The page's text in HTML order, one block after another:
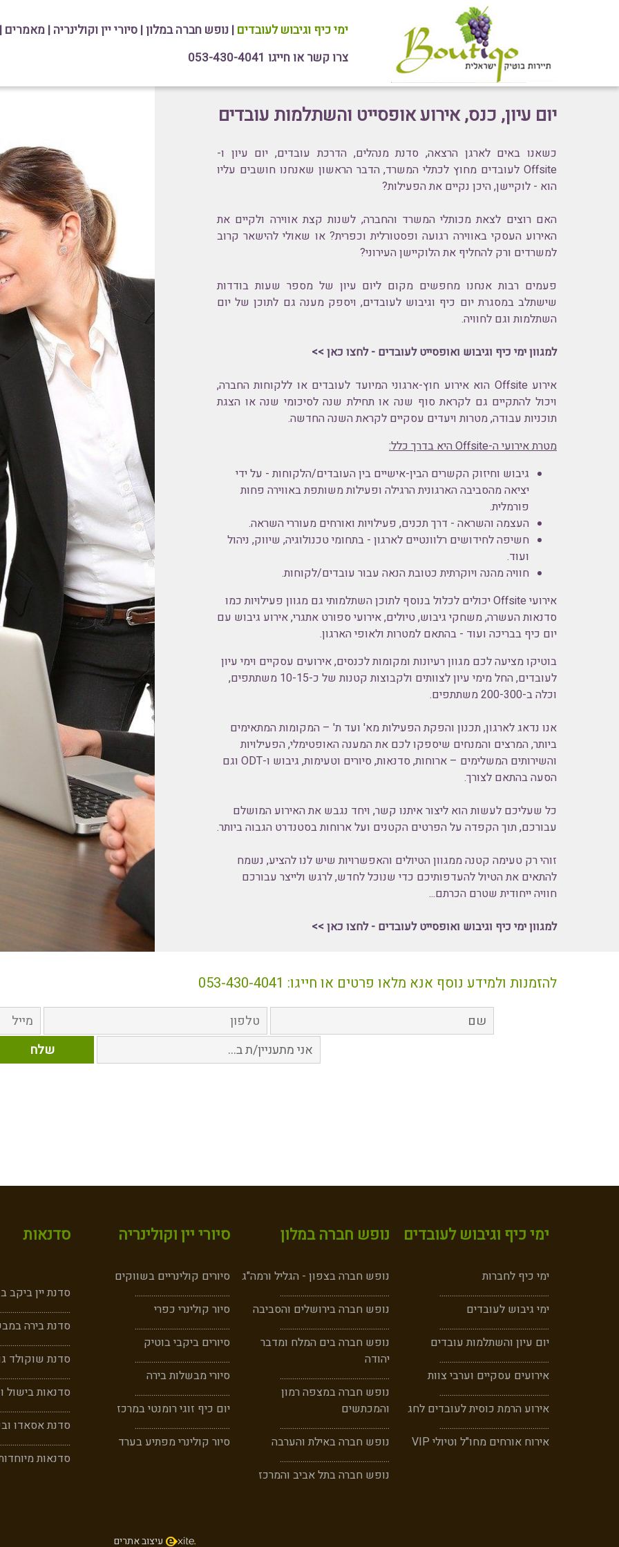
ימי כיף וגיבוש לעובדים | נופש חברה במלון| סיורי יין וקולינריה | מאמרים |
צרו קשר או חייגו 053-430-4041
יום עיון, כנס, אירוע אופסייט והשתלמות עובדים
כשאנו באים לארגן הרצאה, סדנת מנהלים, הדרכת עובדים, יום עיון ו-
Offsite לעובדים מחוץ לכתלי המשרד, הדבר הראשון שאנחנו חושבים עליו
הוא - לוקיישן, היכן נקיים את הפעילות?
האם רוצים לצאת מכותלי המשרד והחברה, לשנות קצת אווירה ולקיים את
האירוע העסקי באווירה רגועה ופסטורלית וכפרית? או שאולי להישאר קרוב
למשרדים ורק להחליף את הלוקיישן העירוני?
פעמים רבות אנחנו מחפשים מקום ליום עיון של מספר שעות בודדות
שישתלב במסגרת יום כיף וגיבוש לעובדים, ויספק מענה גם לתוכן של יום
השתלמות וגם לחוויה.
למגווןימי כיף וגיבוש ואופסייט לעובדים - לחצו כאן >>
אירוע Offsite הוא אירוע חוץ-ארגוני המיועד לעובדים או ללקוחות החברה,
ויכול להתקיים גם לקראת סוף שנה או תחילת שנה לסיכומי שנה או הצגת
תוכניות עבודה, מטרות ויעדים עסקיים לקראת השנה החדשה.
מטרת אירועי ה-Offsite היא בדרך כלל:
גיבוש וחיזוק הקשרים הבין-אישיים בין העובדים/הלקוחות - על ידי
יציאה מהסביבה הארגונית הרגילה ופעילות משותפת באווירה פחות
פורמלית.
העצמה והשראה - דרך תכנים, פעילויות ואורחים מעוררי השראה.
חשיפה לחידושים רלוונטיים לארגון - בתחומי טכנולוגיה, שיווק, ניהול
ועוד.
חוויה מהנה ויוקרתית כטובת הנאה עבור עובדים/לקוחות.
אירועי Offsite יכולים לכלול בנוסף לתוכן השתלמותי גם מגוון פעילויות כמו
סדנאות העשרה, משחקי גיבוש, טיולים, אירועי ספורט אתגרי, אירוע גיבוש עם
יום כיף בבריכה ועוד - בהתאם למטרות ולאופי הארגון.
בוטיקו מציעה לכם מגוון רעיונות ומקומות לכנסים, אירועים עסקיים וימי עיון
לעובדים, החל מימי עיון לצוותים ולקבוצות קטנות של כ-10-15 משתתפים,
וכלה ב-200-300 משתתפים.
אנו נדאג לארגון, תכנון והפקת הפעילות מא' ועד ת' – המקומות המתאימים
ביותר, המרצים והמנחים שיספקו לכם את המענה האופטימלי, הפעילויות
והשירותים המשלימים – ארוחות, סדנאות, סיורים וטעימות, גיבוש ו-ODT וגם
הסעה בהתאם לצורך.
כל שעליכם לעשות הוא ליצור איתנו קשר, ויחד נגבש את האירוע המושלם
עבורכם, תוך הקפדה על הפרטים הקטנים ועל ארוחות בסטנדרט הגבוה ביותר.
זוהי רק טעימה קטנה ממגוון הטיולים והאפשרויות שיש לנו להציע, נשמח
להתאים את הטיול להעדפותיכם כדי שנוכל לחדש, לרגש ולייצר עבורכם
חוויה ייחודית שטרם הכרתם...
למגווןימי כיף וגיבוש ואופסייט לעובדים - לחצו כאן >>
ימי כיף וגיבוש לעובדים נופש חברה במלון סיורי יין וקולינריה סדנאות
ימי כיף לחברות
.......................................
............
..
ימי גיבוש לעובדים
....................................
............
.....
יום עיון והשתלמות עובדים
...................................
............
......
אירועים עסקיים וערבי צוות
..................................
......
.............
אירוע הרמת כוסית לעובדים לחג
.................................
......
..............
אירוח אורחים מחו"ל וטיולי VIP
נופש חברה בצפון - הגליל ורמה"ג
.........................................
....
......
..
נופש חברה בירושלים והסביבה
.........................................
...
......
...
נופש חברה בים המלח ומדבר
יהודה
.........................................
...
......
...
נופש חברה במצפה רמון
והמכתשים
.........................................
..
......
....
נופש חברה באילת והערבה
.........................................
.
......
.....
נופש חברה בתל אביב והמרכז
סיורים קולינריים בשווקים
..............................................
סיור קולינרי כפרי
..............................................
סיורים ביקבי בוטיק
..............................................
סיורי מבשלות בירה
..............................................
יום כיף זוגי רומנטי במרכז
..............................................
סיור קולינרי מפתיע בערד
סדנת יין ביקב
..................................
סדנת בירה
סדנת שוקולד
סדנאות בישול
סדנת אסאדו
סדנאות
עיצוב אתרים